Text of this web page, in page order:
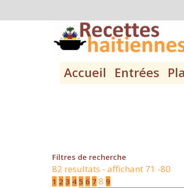
Accueil Entrées
Filtres de recherche
82 resultats - affichant 71 -80
1 2 3 4 5 6 7 8 9